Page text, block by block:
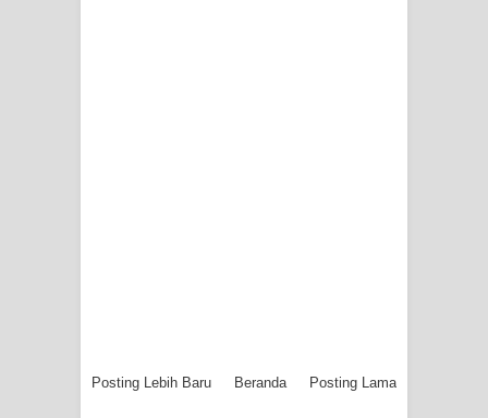
Posting Lebih Baru Posting Lama
Beranda